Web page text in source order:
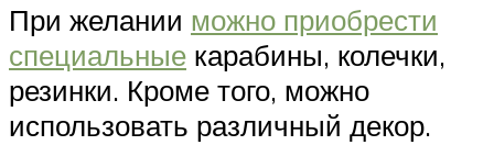
При желании можно приобрести
специальные карабины, колечки,
резинки. Кроме того, можно
использовать различный декор.